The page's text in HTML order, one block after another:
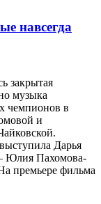
навсегда
закрытая
музыка
чемпионов в
и
Дарья
Юлия Пахомова-
премьере фильма